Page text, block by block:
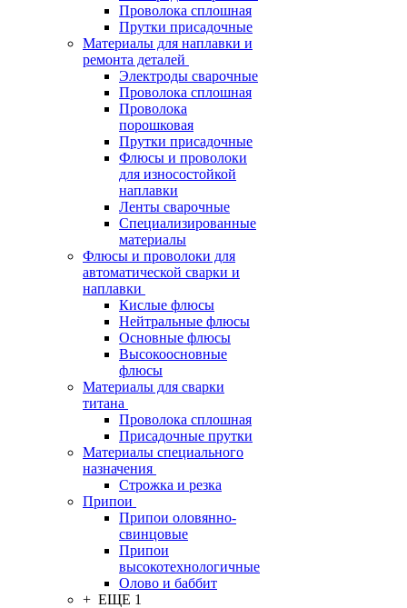
Проволока сплошная
Прутки присадочные
Материалы для наплавки и
ремонта деталей
Электроды сварочные
Проволока сплошная
Проволока
порошковая
Прутки присадочные
Флюсы и проволоки
для износостойкой
наплавки
Ленты сварочные
Специализированные
материалы
Флюсы и проволоки для
автоматической сварки и
наплавки
Кислые флюсы
Нейтральные флюсы
Основные флюсы
Высокоосновные
флюсы
Материалы для сварки
титана
Проволока сплошная
Присадочные прутки
Материалы специального
назначения
Строжка и резка
Припои
Припои оловянно-
свинцовые
Припои
высокотехнологичные
Олово и баббит
+ ЕЩЕ 1